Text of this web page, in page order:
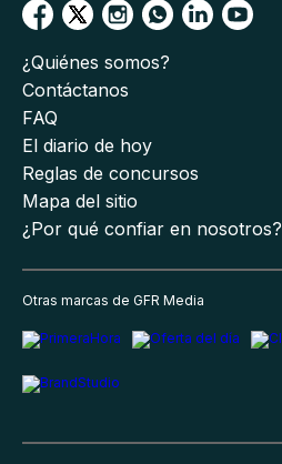
¿Quiénes somos?
Contáctanos
FAQ
El diario de hoy
Reglas de concursos
Mapa del sitio
¿Por qué confiar en nosotros?
Otras marcas de GFR Media